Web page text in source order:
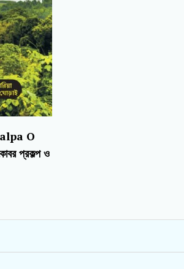
O
প্রকল্প ও